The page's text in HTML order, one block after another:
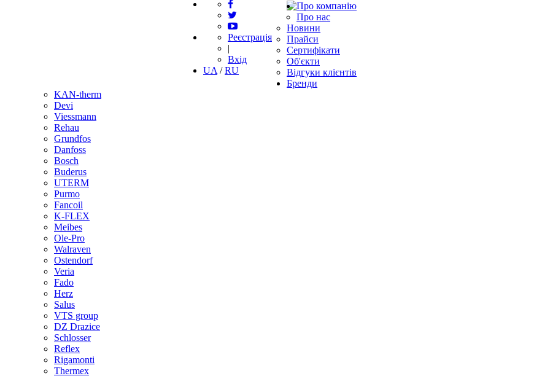
Реєстрація
|
Вхід
UA /RU
Про компанію
Про нас
Новини
Прайси
Сертифікати
Об'єкти
Відгуки клієнтів
Бренди
KAN-therm
Devi
Viessmann
Rehau
Grundfos
Danfoss
Bosch
Buderus
UTERM
Purmo
Fancoil
K-FLEX
Meibes
Ole-Pro
Walraven
Ostendorf
Veria
Fado
Herz
Salus
VTS group
DZ Drazice
Schlosser
Reflex
Rigamonti
Thermex